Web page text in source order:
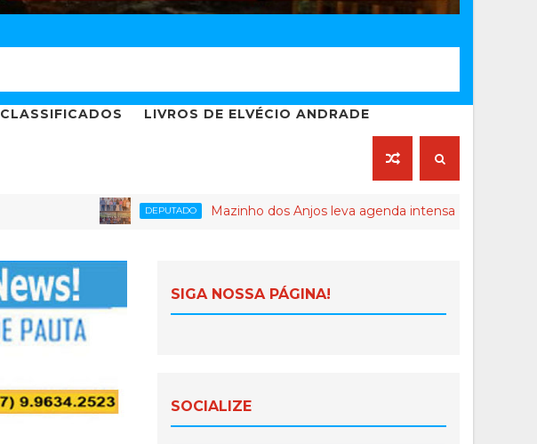
CLASSIFICADOS LIVROS DE ELVÉCIO ANDRADE
DEPUTADO Mazinho dos Anjos leva agenda intensa ao Norte e Noroeste do
SIGA NOSSA PÁGINA!
SOCIALIZE